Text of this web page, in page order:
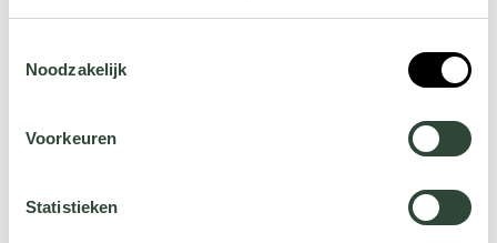
jehier.
Noodzakelijk
Voorkeuren
Statistieken